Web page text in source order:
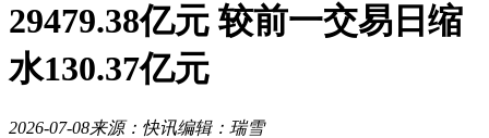
29479.38亿元 较前一交易日缩
水130.37亿元
2026-07-08来源：快讯编辑：瑞雪